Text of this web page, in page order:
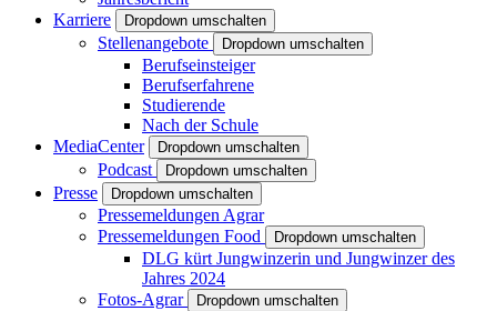
Karriere
Dropdown umschalten
Stellenangebote Dropdown umschalten
Berufseinsteiger
Berufserfahrene
Studierende
Nach der Schule
MediaCenter
Dropdown umschalten
Podcast Dropdown umschalten
Presse Dropdown umschalten
Pressemeldungen Agrar
Pressemeldungen Food
Dropdown umschalten
DLG kürt Jungwinzerin und Jungwinzer des
Jahres 2024
Fotos-Agrar
Dropdown umschalten